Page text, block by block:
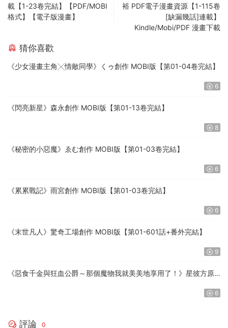
載【1-23卷完結】【PDF/MOBI
格式】【電子版漫畫】
裕 PDF電子漫畫資源【1-115卷
[缺漏幾話]連載】
Kindle/Mobi/PDF 漫畫下載
猜你喜歡
《少女漫畫主角╳情敵同學》くゥ創作 MOBI版【第01-04卷完結】
6
《閃亮新星》森永創作 MOBI版【第01-13卷完結】
8
《秘密的小惡魔》ゑむ創作 MOBI版【第01-03卷完結】
6
《累累戰記》雨宮創作 MOBI版【第01-03卷完結】
6
《末世凡人》驚奇工場創作 MOBI版【第01-601話+番外完結】
9
《惡食千金與狂血公爵～那個魔物我就美美地享用了！》星彼方原
6
評論 0